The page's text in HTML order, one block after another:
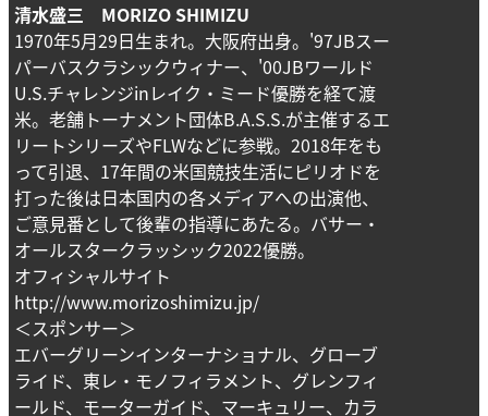
清水盛三 MORIZO SHIMIZU
1970年5月29日生まれ。大阪府出身。'97JBスー
パーバスクラシックウィナー、'00JBワールド
U.S.チャレンジinレイク・ミード優勝を経て渡
米。老舗トーナメント団体B.A.S.S.が主催するエ
リートシリーズやFLWなどに参戦。2018年をも
って引退、17年間の米国競技生活にピリオドを
打った後は日本国内の各メディアへの出演他、
ご意見番として後輩の指導にあたる。バサー・
オールスタークラッシック2022優勝。
オフィシャルサイト
http://www.morizoshimizu.jp/
＜スポンサー＞
エバーグリーンインターナショナル、グローブ
ライド、東レ・モノフィラメント、グレンフィ
ールド、モーターガイド、マーキュリー、カラ